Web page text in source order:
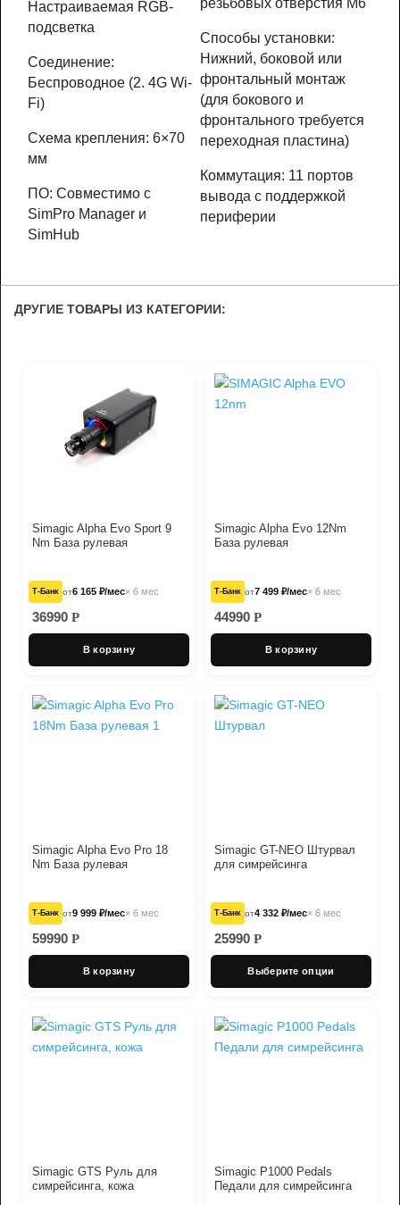
Настраиваемая RGB-
подсветка
Соединение:
Беспроводное (2. 4G Wi-
Fi)
Схема крепления: 6×70
мм
ПО: Совместимо с
SimPro Manager и
SimHub
резьбовых отверстия M6
Способы установки:
Нижний, боковой или
фронтальный монтаж
(для бокового и
фронтального требуется
переходная пластина)
Коммутация: 11 портов
вывода с поддержкой
периферии
ДРУГИЕ ТОВАРЫ ИЗ КАТЕГОРИИ:
Simagic Alpha Evo Sport 9
Nm База рулевая
Т‑Банк от6 165 ₽/мес× 6 мес
36990 Р
В корзину
Simagic Alpha Evo 12Nm
База рулевая
Т‑Банк от7 499 ₽/мес× 6 мес
44990 Р
В корзину
Simagic Alpha Evo Pro 18
Nm База рулевая
Т‑Банк от9 999 ₽/мес× 6 мес
59990 Р
В корзину
Simagic GT-NEO Штурвал
для симрейсинга
Т‑Банк от4 332 ₽/мес× 6 мес
25990 Р
Выберите опции
Simagic GTS Руль для
симрейсинга, кожа
Simagic P1000 Pedals
Педали для симрейсинга